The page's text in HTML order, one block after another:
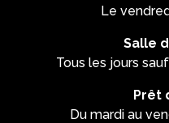
Le
Salle
Tous les jours
Prêt
Du mardi au